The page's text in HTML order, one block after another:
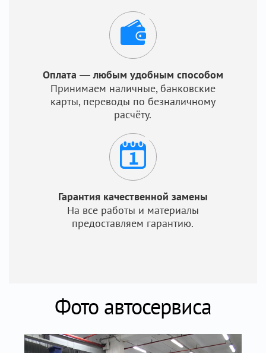
Оплата — любым удобным способом
Принимаем наличные, банковские
карты, переводы по безналичному
расчёту.
Гарантия качественной замены
На все работы и материалы
предоставляем гарантию.
Фото автосервиса